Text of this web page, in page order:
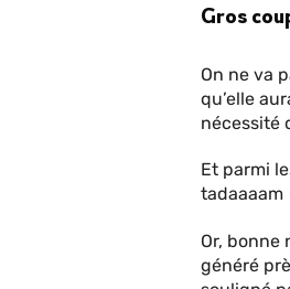
Gros
On ne va
qu’elle
nécessité
Et parmi
tadaaaam
Or, bonne
généré